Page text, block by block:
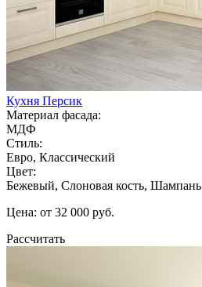
Кухня Персик
Материал фасада:
МДФ
Стиль:
Евро, Классический
Цвет:
Бежевый, Слоновая кость, Шампань
Цена: от 32 000 руб.
Рассчитать